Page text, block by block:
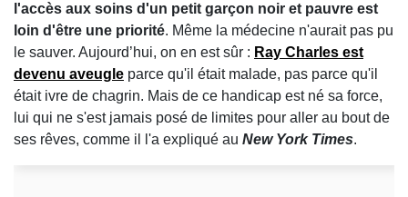
l'accès aux soins d'un petit garçon noir et pauvre est
loin d'être une priorité. Même la médecine n'aurait pas pu
le sauver. Aujourd’hui, on en est sûr : Ray Charles est
devenu aveugle parce qu'il était malade, pas parce qu'il
était ivre de chagrin. Mais de ce handicap est né sa force,
lui qui ne s'est jamais posé de limites pour aller au bout de
ses rêves, comme il l'a expliqué au New York Times.